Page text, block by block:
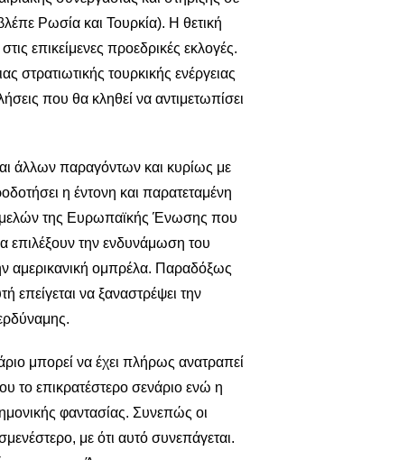
Ρωσία και Τουρκία). Η θετική
επικείμενες προεδρικές εκλογές.
στρατιωτικής τουρκικής ενέργειας
που θα κληθεί να αντιμετωπίσει
άλλων παραγόντων και κυρίως με
η έντονη και παρατεταμένη
μελών της Ευρωπαϊκής Ένωσης που
επιλέξουν την ενδυνάμωση του
αμερικανική ομπρέλα. Παραδόξως
επείγεται να ξαναστρέψει την
μπορεί να έχει πλήρως ανατραπεί
το επικρατέστερο σενάριο ενώ η
φαντασίας. Συνεπώς οι
με ότι αυτό συνεπάγεται.